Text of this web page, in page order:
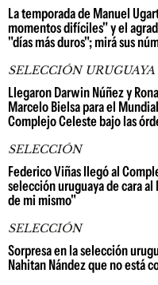
La temporada de Manuel
momentos difíciles" y el
"días más duros"; mirá sus
SELECCIÓN URUGUAYA
Llegaron Darwin Núñez y
Marcelo Bielsa para el
Complejo Celeste bajo las
SELECCIÓN
Federico Viñas llegó al
selección uruguaya de cara
de mi mismo"
SELECCIÓN
Sorpresa en la selección
Nahitan Nández que no está